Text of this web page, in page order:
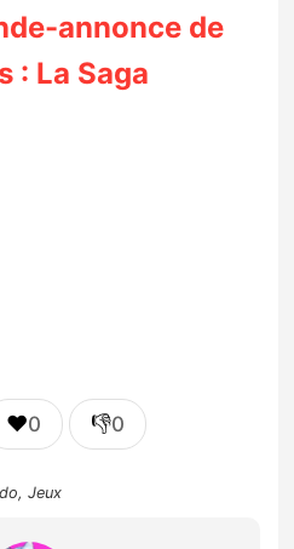
annonce de
: La Saga
❤️0 👎0
,Jeux